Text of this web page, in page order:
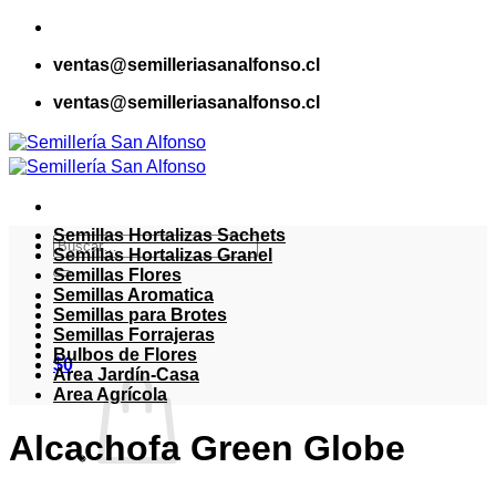
Saltar
contenidoventas@semilleriasanalfonso.cl
ventas@semilleriasanalfonso.cl
Buscar
por:
$0
Semillas Hortalizas Sachets
Semillas Hortalizas Granel
Semillas Flores
Semillas Aromatica
Semillas para Brotes
Semillas Forrajeras
Bulbos de Flores
Area Jardín-Casa
Area Agrícola
Alcachofa Green Globe